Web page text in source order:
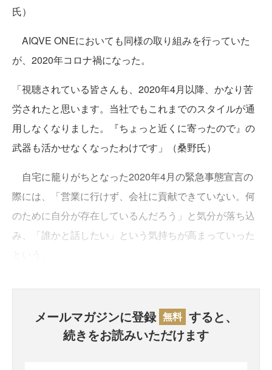
氏）
AIQVE ONEにおいても同様の取り組みを行っていた
が、2020年コロナ禍になった。
「視聴されている皆さんも、2020年4月以降、かなり苦
労されたと思います。当社でもこれまでのスタイルが通
用しなくなりました。『ちょっと近くに寄ったので』の
武器も活かせなくなったわけです」（桑野氏）
自宅に籠りがちとなった2020年4月の緊急事態宣言の
際には、「営業に行けず、会社に貢献できていない。何
のために自分が存在しているんだろう」と気分が落ち込
み、「誰かと話したい」という気持ちが高まっていった
メールマガジンに登録 無料 すると、
続きをお読みいただけます